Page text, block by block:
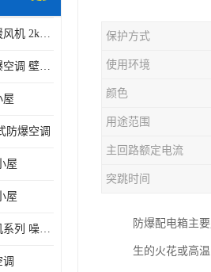
工业取暖设备防爆暖风机 2kw-30kw 壁挂式、立式
机柜式2p冷暖型防爆空调 壁挂式防爆空调 定制厂家
屋
防爆空调
屋
屋
深圳防爆洁净空调机系列 噪音低
保护方式
使用环境
颜色
用途范围
主回路额定电流
突跳时间
防爆配电箱主
生的火花或高